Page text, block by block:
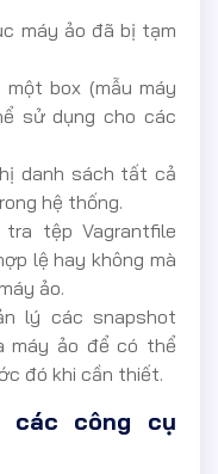
máy ảo đã bị tạm
một box (mẫu máy
sử dụng cho các
danh sách tất cả
hệ thống.
tra tệp Vagrantfile
lệ hay không mà
ảo.
lý các snapshot
máy ảo để có thể
đó khi cần thiết.
các công cụ